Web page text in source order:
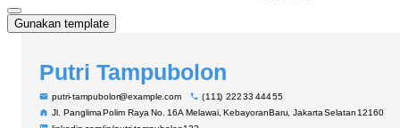
Gunakan template